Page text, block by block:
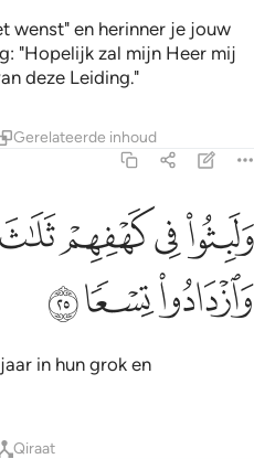
wenst" en herinner je jouw
"Hopelijk zal mijn Heer mij
deze Leiding."
Gerelateerde inhoud
ولبثوا في كهفهم ثلاث ماية سنين
وَلَبِثُوا۟ فِى كَهْفِهِمْ ثَلَـٰثَ مِا۟ئَةٍۢ
ﲥﲦ ﲧﲨ
ﲫﲬﲭ
in hun grok en
Qiraat